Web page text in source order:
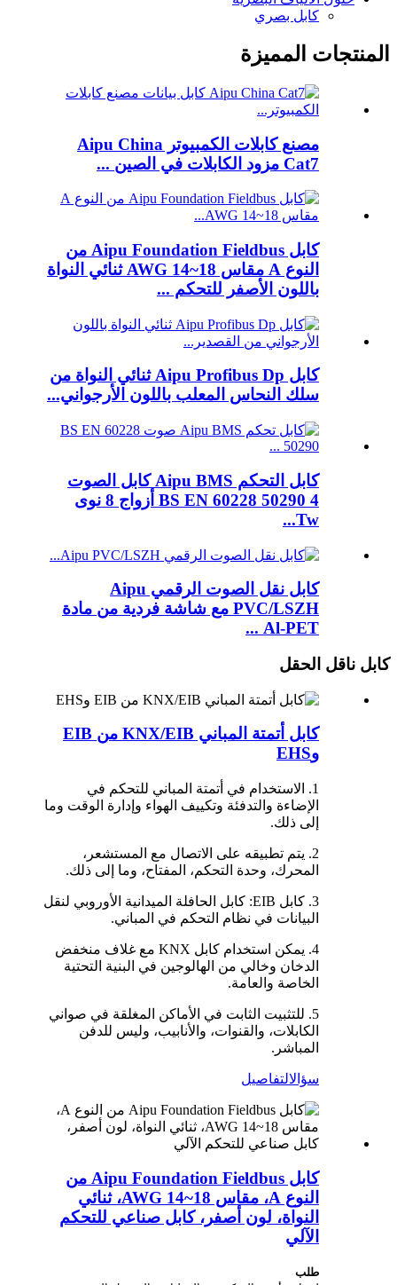
كابل بصري
المنتجات المميزة
مصنع كابلات الكمبيوتر Aipu China
Cat7 مزود الكابلات في الصين ...
كابل Aipu Foundation Fieldbus من
النوع A مقاس 18~14 AWG ثنائي النواة
باللون الأصفر للتحكم ...
كابل Aipu Profibus Dp ثنائي النواة من
سلك النحاس المعلب باللون الأرجواني...
كابل التحكم Aipu BMS كابل الصوت
BS EN 60228 50290 4 أزواج 8 نوى
Tw...
كابل نقل الصوت الرقمي Aipu
PVC/LSZH مع شاشة فردية من مادة
Al-PET ...
كابل ناقل الحقل
كابل أتمتة المباني KNX/EIB من EIB
وEHS
1. الاستخدام في أتمتة المباني للتحكم في
الإضاءة والتدفئة وتكييف الهواء وإدارة الوقت وما
إلى ذلك.
2. يتم تطبيقه على الاتصال مع المستشعر،
المحرك، وحدة التحكم، المفتاح، وما إلى ذلك.
3. كابل EIB: كابل الحافلة الميدانية الأوروبي لنقل
البيانات في نظام التحكم في المباني.
4. يمكن استخدام كابل KNX مع غلاف منخفض
الدخان وخالي من الهالوجين في البنية التحتية
الخاصة والعامة.
5. للتثبيت الثابت في الأماكن المغلقة في صواني
الكابلات، والقنوات، والأنابيب، وليس للدفن
المباشر.
سؤالالتفاصيل
كابل Aipu Foundation Fieldbus من
النوع A، مقاس 18~14 AWG، ثنائي
النواة، لون أصفر، كابل صناعي للتحكم
الآلي
طلب